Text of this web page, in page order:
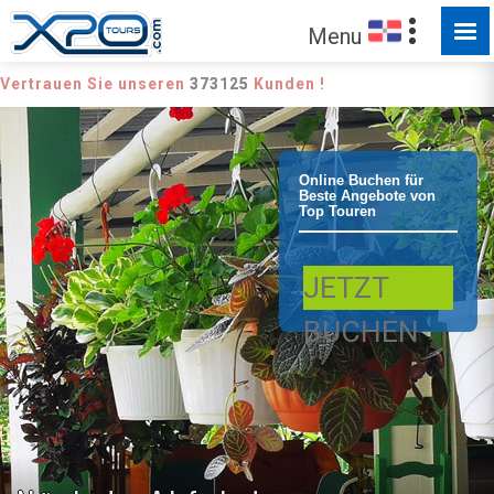
Sosua Taino
Valley und
Stadtrundfahrt
Pink Street
Menu
Vertrauen Sie unseren 373125 Kunden !
FÜR SIE ZUM ENTDECKEN
Online Buchen für
Beste Angebote von
Top Touren
JETZT
BUCHEN